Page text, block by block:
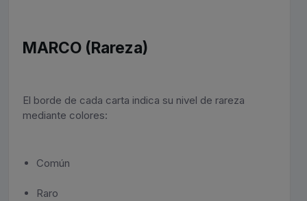
MARCO (Rareza)
El borde de cada carta indica su nivel de rareza
mediante colores:
Común
Raro